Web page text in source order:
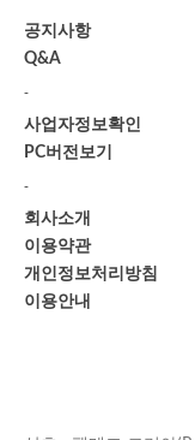
공지사항
Q&A
-
사업자정보확인
PC버전보기
-
회사소개
이용약관
개인정보처리방침
이용안내